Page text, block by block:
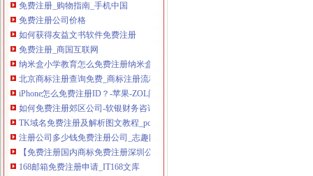
免费注册公司价格
如何获得友益文书软件免费注册
免费注册_商国互联网
纳米盒小学教育怎么免费注册纳米盒英语注册方法_西西软件资讯
北京商标注册查询免费_商标注册流程及费用【成功率近97%！】
iPhone怎么免费注册ID？-苹果-ZOL问答堂
如何免费注册郊区公司-软银财务咨询
TK域名免费注册及解析图文教程_pc6资讯
注册公司多少钱免费注册公司_志趣网
【免费注册国内商标免费注册深圳公司】-福田华北易登网
168邮箱免费注册申请_IT168文库
【免费注册国内商标免费注册深圳公司】-南山科技园易登网